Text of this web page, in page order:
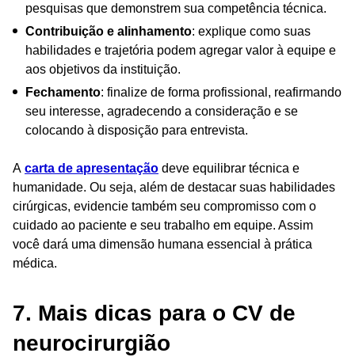
pesquisas que demonstrem sua competência técnica.
Contribuição e alinhamento: explique como suas
habilidades e trajetória podem agregar valor à equipe e
aos objetivos da instituição.
Fechamento: finalize de forma profissional, reafirmando
seu interesse, agradecendo a consideração e se
colocando à disposição para entrevista.
A carta de apresentação deve equilibrar técnica e
humanidade. Ou seja, além de destacar suas habilidades
cirúrgicas, evidencie também seu compromisso com o
cuidado ao paciente e seu trabalho em equipe. Assim
você dará uma dimensão humana essencial à prática
médica.
7. Mais dicas para o CV de
neurocirurgião